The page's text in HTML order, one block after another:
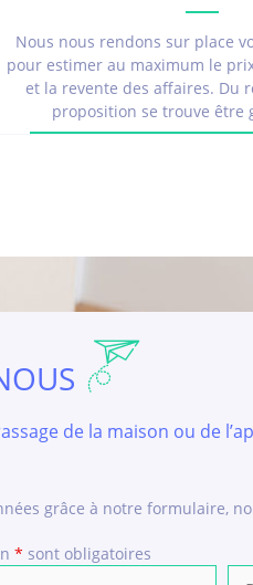
Nous nous rendons sur place
pour estimer au maximum le
et la revente des affaires. Du
proposition se trouve être
de la maison ou de
grâce à notre formulaire,
* sont obligatoires